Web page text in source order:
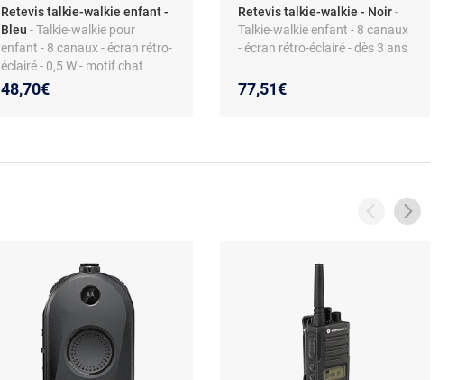
Retevis talkie-walkie enfant -
Bleu- Talkie-walkie pour
enfant - 8 canaux - écran rétro-
éclairé - 0,5 W - motif chat
48,70€
Retevis talkie-walkie - Noir-
Talkie-walkie enfant - 8 canaux
- écran rétro-éclairé - dès 3 ans
77,51€